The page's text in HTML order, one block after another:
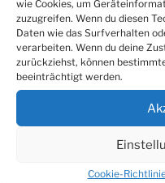
wie Cookies, um
zuzugreifen. Wenn du diesen
Daten wie das Surfverhalten
verarbeiten. Wenn du deine
zurückziehst, können
beeinträchtigt werden.
Cookie-
TERMINE
21.06. bis
Brauerei